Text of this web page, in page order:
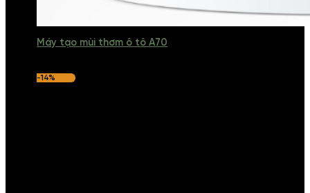
Máy tạo mùi thơm ô tô A70
-14%